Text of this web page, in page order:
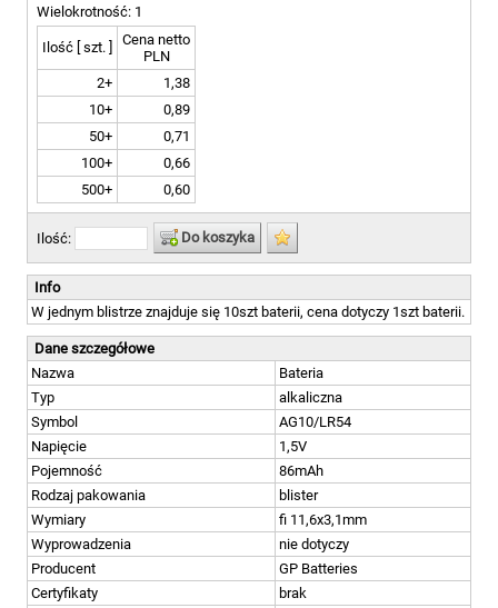
Wielokrotność: 1
Ilość [ szt. ]
Cena netto
PLN
2+
1,38
10+
0,89
50+
0,71
100+
0,66
500+
0,60
Ilość: Do koszyka
Info
W jednym blistrze znajduje się 10szt baterii, cena dotyczy 1szt baterii.
Dane szczegółowe
Nazwa
Bateria
Typ
alkaliczna
Symbol
AG10/LR54
Napięcie
1,5V
Pojemność
86mAh
Rodzaj pakowania
blister
Wymiary
fi 11,6x3,1mm
Wyprowadzenia
nie dotyczy
Producent
GP Batteries
Certyfikaty
brak